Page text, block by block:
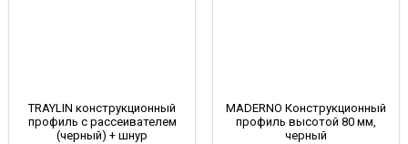
TRAYLIN конструкционный
профиль с рассеивателем
(черный) + шнур
MADERNO Конструкционный
профиль высотой 80 мм,
черный